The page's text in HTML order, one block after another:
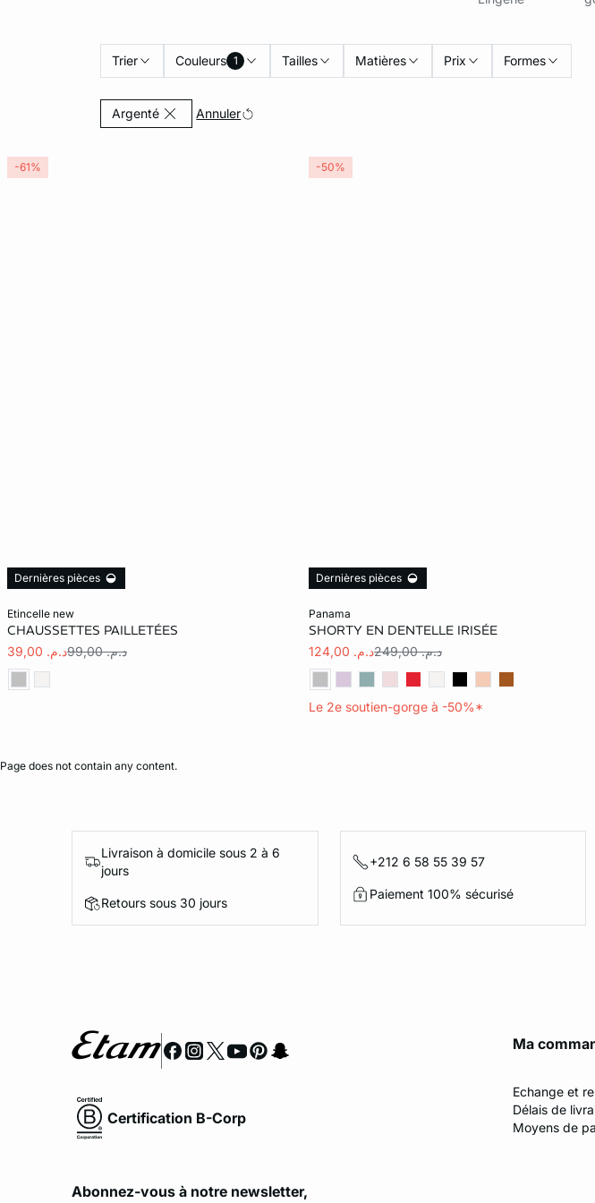
Trier Couleurs 1 Tailles Matières Prix Formes
ArgentéCurrently Refined by Couleurs: Argenté
Annuler
etincelle new
CHAUSSETTES PAILLETÉES
د.م. 39,00 د.م. 99,00
Dernières pièces
-61%
panama
SHORTY EN DENTELLE IRISÉE
د.م. 124,00 د.م. 249,00
Le 2e soutien-gorge à -50%*
Dernières pièces
-50%
Page does not contain any content.
Livraison à domicile sous 2 à 6
jours
Retours sous 30 jours
+212 6 58 55 39 57
Paiement 100% sécurisé
Certification B-Corp
Abonnez-vous à notre newsletter,
Ma
Echange et
Délais de
Moyens de